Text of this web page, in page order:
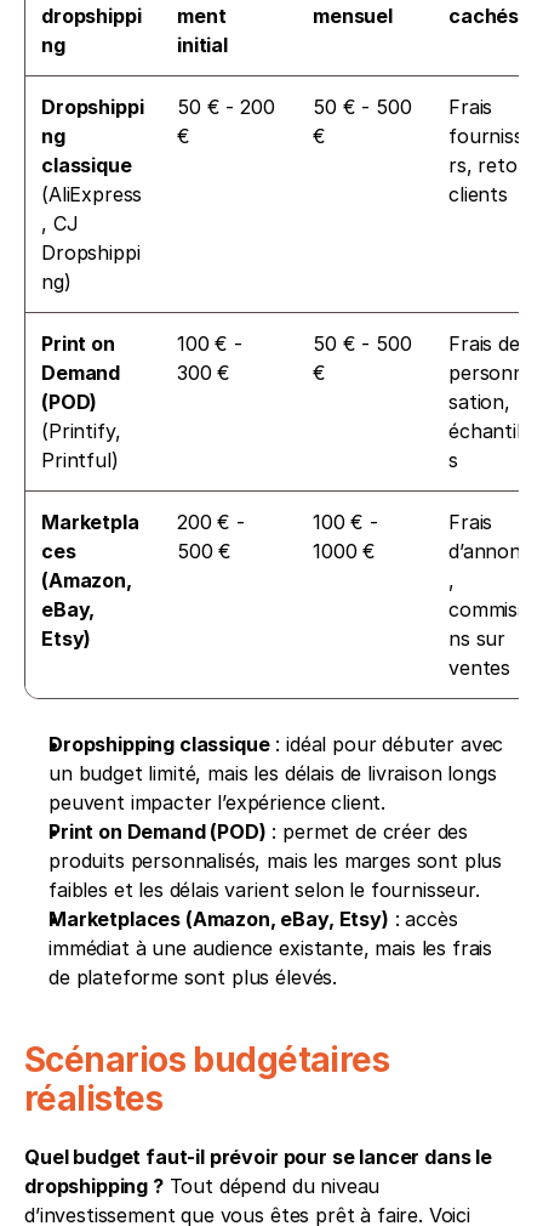
dropshippi
ng
ment
initial
mensuel
cachés
Dropshippi
ng
classique
(AliExpress
, CJ
Dropshippi
ng)
50 € - 200
€
50 € - 500
€
Frais
rs,
clients
Print on
Demand
(POD)
(Printify,
Printful)
100 € -
300 €
50 € - 500
€
Frais de
personnali
sation,
s
Marketpla
ces
(Amazon,
eBay,
Etsy)
200 € -
500 €
100 € -
1000 €
Frais
,
commissio
ns sur
ventes
Dropshipping classique : idéal pour débuter avec
un budget limité, mais les délais de livraison longs
peuvent impacter l’expérience client.
Print on Demand (POD) : permet de créer des
produits personnalisés, mais les marges sont plus
faibles et les délais varient selon le fournisseur.
Marketplaces (Amazon, eBay, Etsy) : accès
immédiat à une audience existante, mais les frais
de plateforme sont plus élevés.
Scénarios budgétaires
réalistes
Quel budget faut-il prévoir pour se lancer dans le
dropshipping ? Tout dépend du niveau